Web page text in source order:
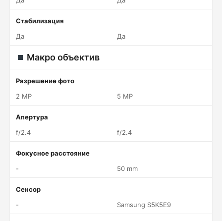
Стабилизация
Да
Да
Макро объектив
Разрешение фото
2 MP
5 MP
Апертура
f/2.4
f/2.4
Фокусное расстояние
-
50 mm
Сенсор
-
Samsung S5K5E9